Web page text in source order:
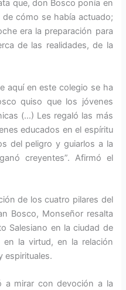
que, don Bosco ponía en
cómo se había actuado;
era la preparación para
de las realidades, de la
aquí en este colegio se ha
quiso que los jóvenes
(…) Les regaló las más
educados en el espíritu
del peligro y guiarlos a la
creyentes”. Afirmó el
de los cuatro pilares del
Bosco, Monseñor resalta
Sa­lesiano en la ciudad de
la virtud, en la relación
espirituales.
a mirar con devoción a la